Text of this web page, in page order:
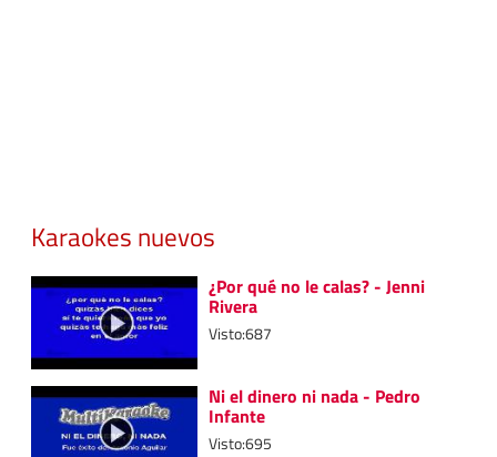
Karaokes nuevos
¿Por qué no le calas? - Jenni
Rivera
Visto:687
Ni el dinero ni nada - Pedro
Infante
Visto:695